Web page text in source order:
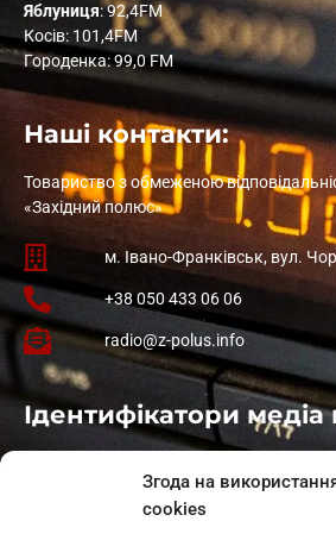
Згода на
cookies
Яблуниця: 92,4FM
Косів: 101,4FM
Городенка: 99,0 FM
Наші контакти:
Товариство з обмеженою
«Західний полюс»
м. Івано-Франківськ, вул.
+38 050 433 06 06
radio@z-polus.info
Ідентифікатори медіа
: L11-01410
: L11-01801